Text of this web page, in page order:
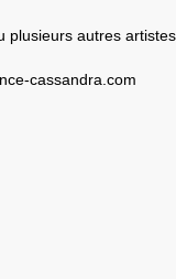
plusieurs autres
cassandra.com